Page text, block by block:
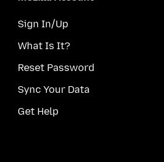
Sign In/Up
What Is It?
Reset Password
Sync Your Data
Get Help